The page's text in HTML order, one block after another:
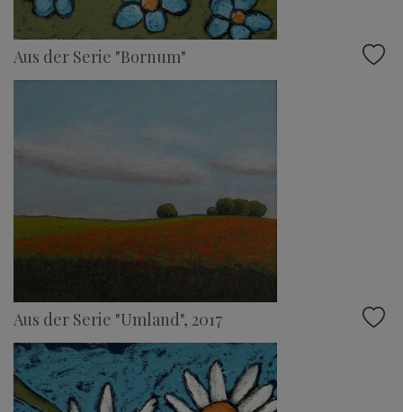
Aus der Serie "Bornum"
Aus der Serie "Umland", 2017